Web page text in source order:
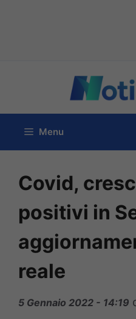
contenuto
Menu
Covid,
positivi in
reale
5 Gennaio 2022 - 14:19